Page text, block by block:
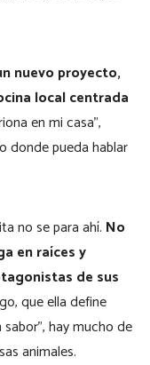
nuevo proyecto,
local centrada
en mi casa”,
donde pueda hablar
no se para ahí. No
en raíces y
de sus
que ella define
hay mucho de
animales.